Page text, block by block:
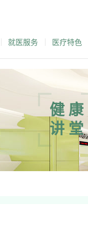
就医服务 医疗特色
健康
讲堂